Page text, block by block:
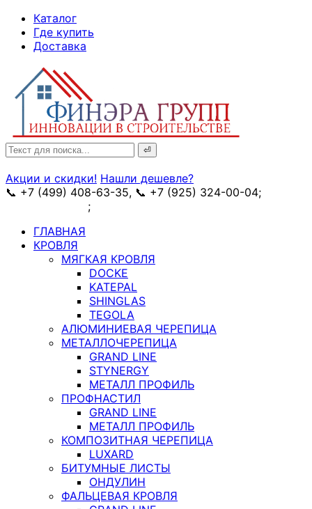
Skip
Content
Каталог
Где купить
Доставка
Search
for:
Акции и скидки! Нашли дешевле?
📞 +7 (499) 408-63-35, 📞 +7 (925) 324-00-04;
;
ГЛАВНАЯ
КРОВЛЯ
МЯГКАЯ КРОВЛЯ
DOCKE
KATEPAL
SHINGLAS
TEGOLA
АЛЮМИНИЕВАЯ ЧЕРЕПИЦА
МЕТАЛЛОЧЕРЕПИЦА
GRAND LINE
STYNERGY
МЕТАЛЛ ПРОФИЛЬ
ПРОФНАСТИЛ
GRAND LINE
МЕТАЛЛ ПРОФИЛЬ
КОМПОЗИТНАЯ ЧЕРЕПИЦА
LUXARD
БИТУМНЫЕ ЛИСТЫ
ОНДУЛИН
ФАЛЬЦЕВАЯ КРОВЛЯ